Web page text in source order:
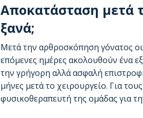
Αποκατάσταση μετά
ξανά;
Μετά την αρθροσκόπηση γόνατος οι
επόμενες ημέρες ακολουθούν ένα
την γρήγορη αλλά ασφαλή
μήνες μετά το χειρουργείο. Για
φυσικοθεραπευτή της ομάδας για